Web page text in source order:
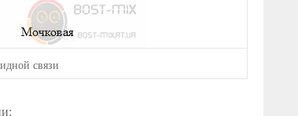
связи